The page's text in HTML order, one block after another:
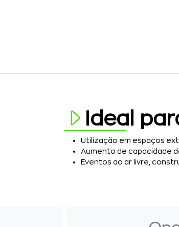
Ideal
Utilização em espaços
Aumento de capacidade
Eventos ao ar livre,